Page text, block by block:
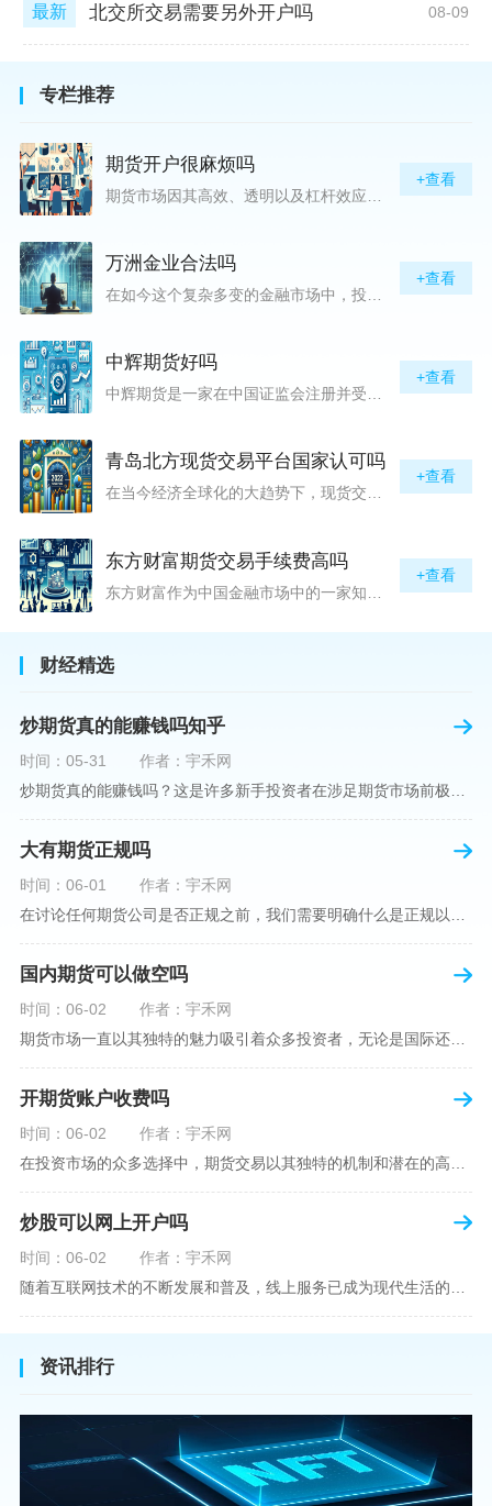
最新 北交所交易需要另外开户吗 08-09
专栏推荐
期货开户很麻烦吗
+查看
万洲金业合法吗
+查看
中辉期货好吗
+查看
青岛北方现货交易平台国家认可吗
在当今经济全球化的大趋势下，现货交易市场作为资本流动的重要平台，正吸引着世界各地的目光。中国，作为全球第二大经济体，其金融市场的发展和监管逐渐受到各界的重视。在众多现货交易平台中，青岛北方现货交易平台（下简称“北方平台”）究竟是否得到了国家的认可和监管，是许多投资者和市场参与者关心的问题。本文旨在深入探讨北方平台的性质、运营情况及其是否获得国家认可等方面的信息。北方平台成立于某年，位于中国山东省青岛市，旨在为企业和个人提供一套完善的物质现货交易服务。平台运用现代信息技术，建立
+查看
东方财富期货交易手续费高吗
+查看
财经精选
炒期货真的能赚钱吗知乎
时间：05-31
作者：宇禾网
炒期货真的能赚钱吗？这是许多新手投资者在涉足期货市场前极力寻求答案的问题。期货作为一种金融衍生品，它不仅具有高杠杆的特性，同时也伴随着高风险。在知乎这样一个汇聚各领域专业人士分享知识和经验的平台上，我们可以找到关于炒期货赚钱问题的多角度解读。本文将深入探讨炒期货能否赚钱的问题，并结合知乎上的真实案例分析和专业观点，帮助读者形成自己的看法。在讨论是否能通过炒期货赚钱之前，我们首先需要理解期货市场的基本机制。期货，是一种标准化的、具有法律约束力的合约，涉及在未来某个特定时间以特定
大有期货正规吗
时间：06-01
作者：宇禾网
在讨论任何期货公司是否正规之前，我们需要明确什么是正规以及如何判断一个期货公司是否符合这一标准。对于中国市场，正规一词通常指该公司拥有中国证监会（中国证券监督管理委员会）的批准和监管，同时遵守中国期货市场的相关法律法规。以“大有期货”为例，探讨其如何符合这些标准，以及在选择此类公司时，投资者应注意的一些关键因素。大有期货是参与中国期货市场的多家公司之一，主要提供期货交易、资产管理、投资咨询等服务。它适用于希望通过期货市场进行投资和风险管理的个人和机构投资者。与其他期货公司一样
国内期货可以做空吗
时间：06-02
作者：宇禾网
期货市场一直以其独特的魅力吸引着众多投资者，无论是国际还是国内场景下，其波澜壮阔的市场行情都给予了投资者无限遐想。今天，我们将深入探讨一个特别的问题——"国内期货可以做空吗"？这个问题不仅关乎投资者的策略布局，更涉及到期货市场机制的基本理解。在深入探讨之前，我们首先需要明确几个期货市场的基础概念。期货，是指在标准化合约基础上，双方承诺在未来某一特定时间以约定价格买卖一定数量的商品或金融产品的合约。它允訸投资者通过买入（做多）或卖出（做空）合约来预测未来价格的变动。我们来揭开国
开期货账户收费吗
时间：06-02
作者：宇禾网
炒股可以网上开户吗
时间：06-02
作者：宇禾网
资讯排行